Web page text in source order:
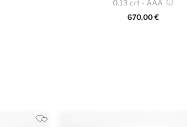
0.13 crt - AAA
670,00 €